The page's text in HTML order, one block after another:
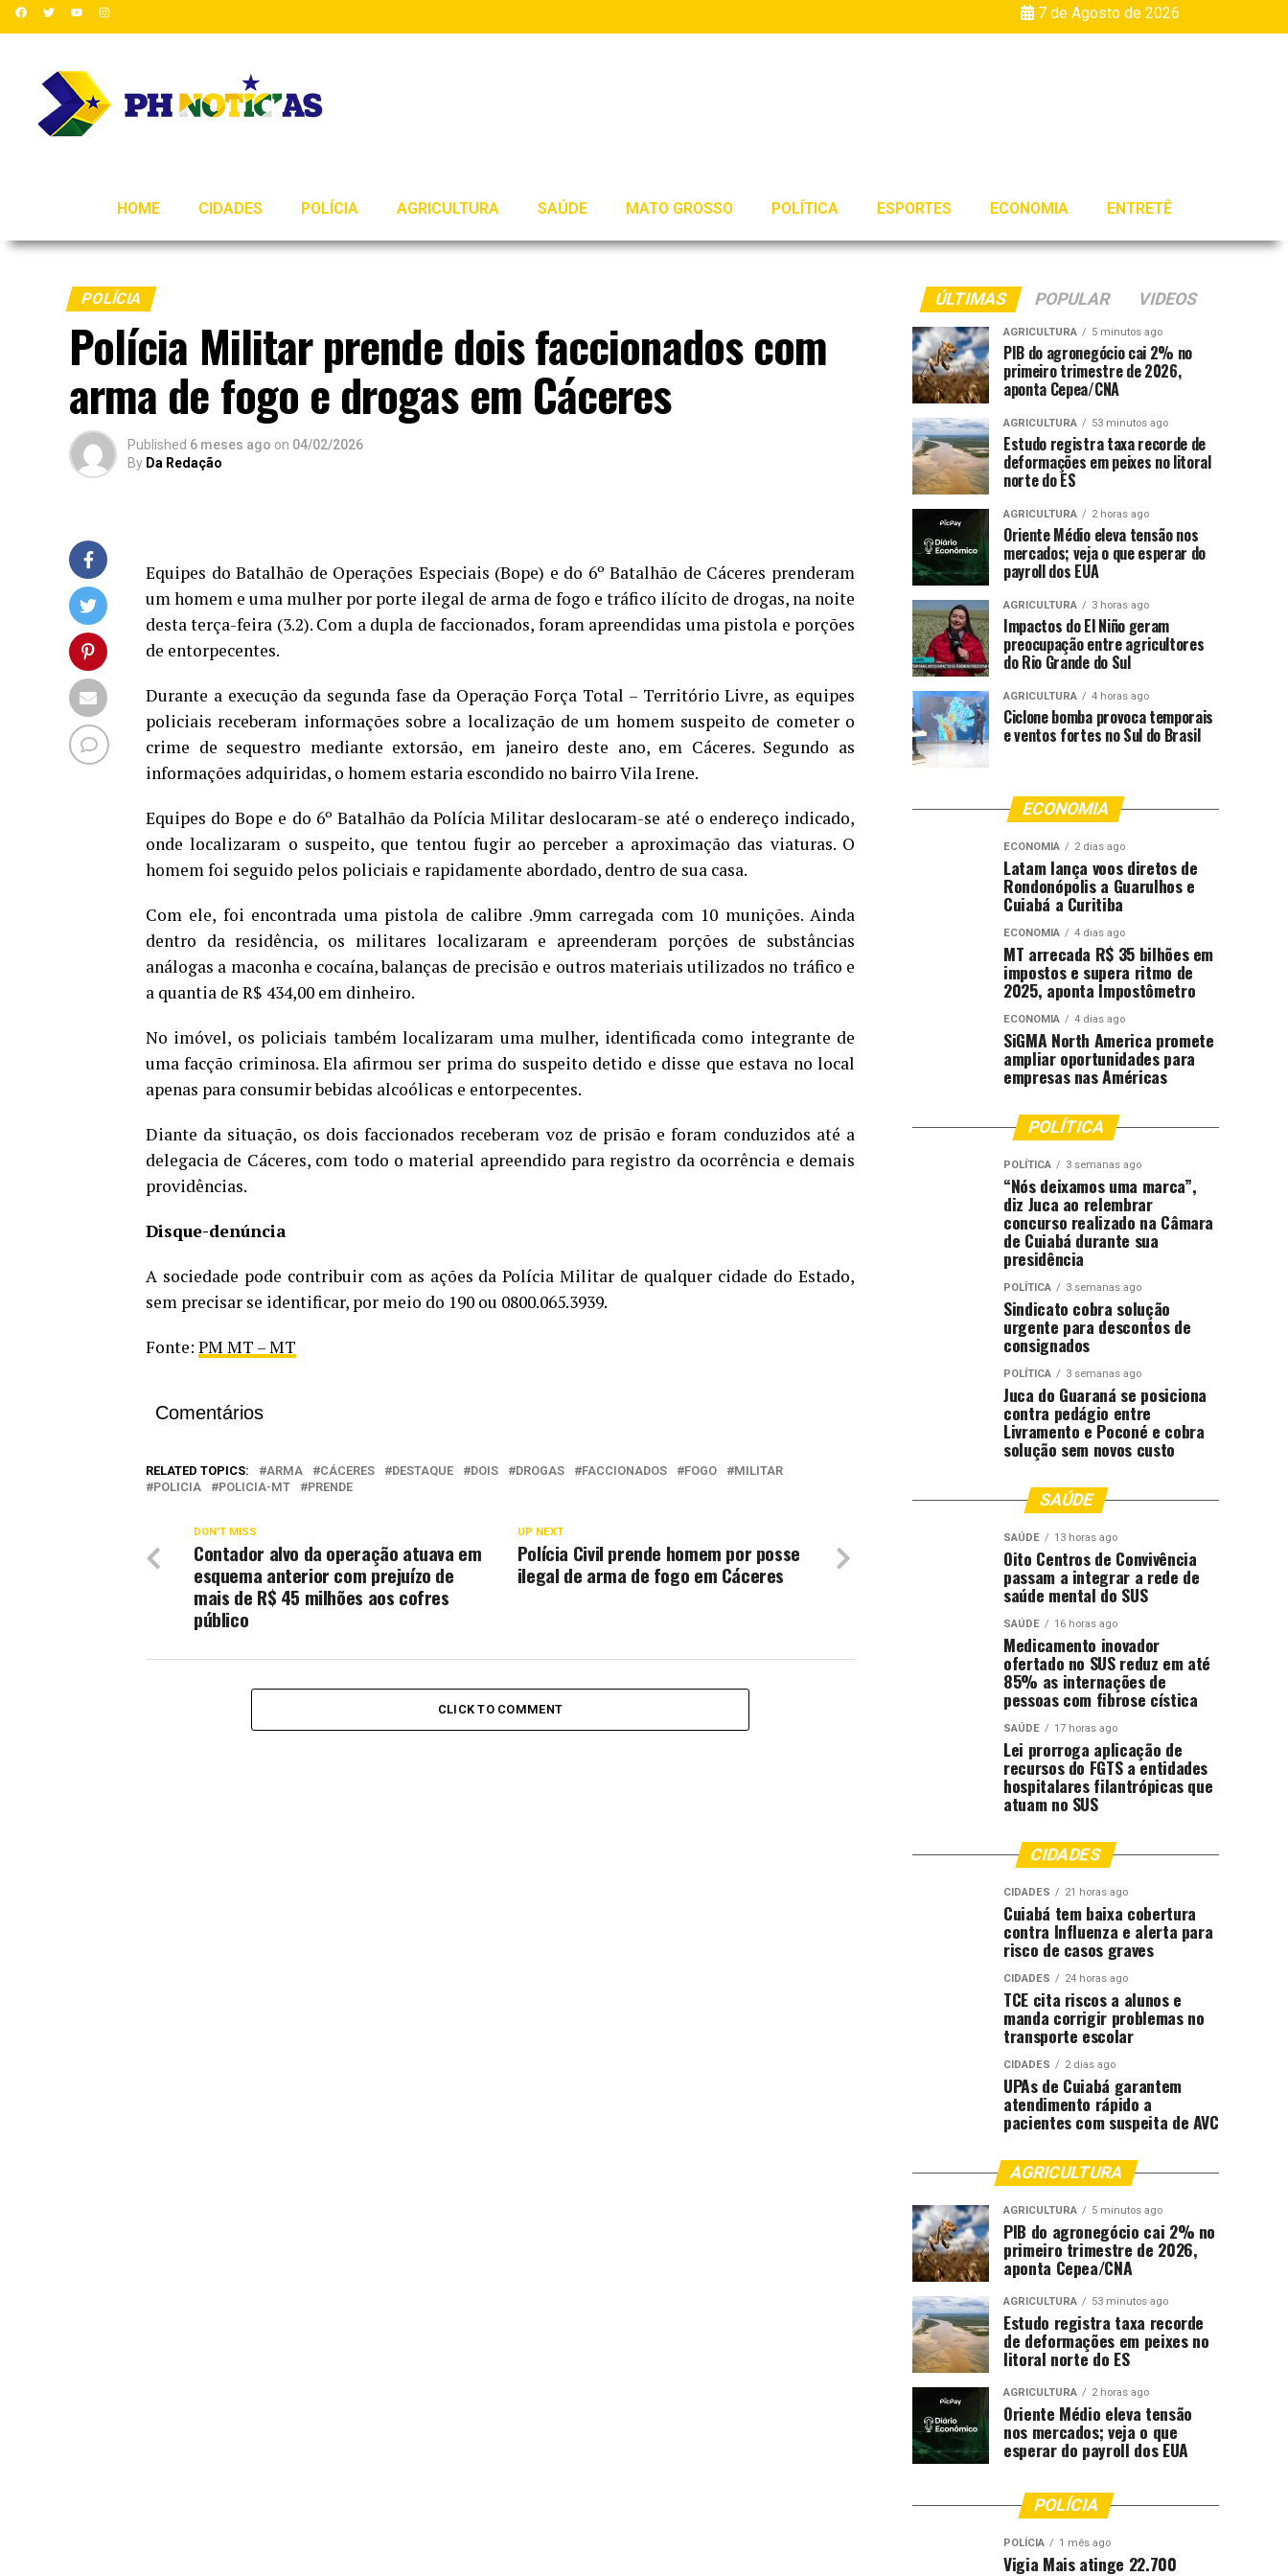
7 de Agosto de 2026
HOME CIDADES POLÍCIA AGRICULTURA SAÚDE MATO GROSSO POLÍTICA ESPORTES ECONOMIA ENTRETÊ
POLÍCIA
Polícia Militar prende dois faccionados com
arma de fogo e drogas em Cáceres
Published 6 meses ago on 04/02/2026
By Da Redação
Equipes do Batalhão de Operações Especiais (Bope) e do 6º Batalhão de Cáceres prenderam
um homem e uma mulher por porte ilegal de arma de fogo e tráfico ilícito de drogas, na noite
desta terça-feira (3.2). Com a dupla de faccionados, foram apreendidas uma pistola e porções
de entorpecentes.
Durante a execução da segunda fase da Operação Força Total – Território Livre, as equipes
policiais receberam informações sobre a localização de um homem suspeito de cometer o
crime de sequestro mediante extorsão, em janeiro deste ano, em Cáceres. Segundo as
informações adquiridas, o homem estaria escondido no bairro Vila Irene.
Equipes do Bope e do 6º Batalhão da Polícia Militar deslocaram-se até o endereço indicado,
onde localizaram o suspeito, que tentou fugir ao perceber a aproximação das viaturas. O
homem foi seguido pelos policiais e rapidamente abordado, dentro de sua casa.
Com ele, foi encontrada uma pistola de calibre .9mm carregada com 10 munições. Ainda
dentro da residência, os militares localizaram e apreenderam porções de substâncias
análogas a maconha e cocaína, balanças de precisão e outros materiais utilizados no tráfico e
a quantia de R$ 434,00 em dinheiro.
No imóvel, os policiais também localizaram uma mulher, identificada como integrante de
uma facção criminosa. Ela afirmou ser prima do suspeito detido e disse que estava no local
apenas para consumir bebidas alcoólicas e entorpecentes.
Diante da situação, os dois faccionados receberam voz de prisão e foram conduzidos até a
delegacia de Cáceres, com todo o material apreendido para registro da ocorrência e demais
providências.
Disque-denúncia
A sociedade pode contribuir com as ações da Polícia Militar de qualquer cidade do Estado,
sem precisar se identificar, por meio do 190 ou 0800.065.3939.
Fonte: PM MT – MT
Comentários
RELATED TOPICS: ARMA CÁCERES DESTAQUE DOIS DROGAS FACCIONADOS FOGO
MILITAR
POLICIA
POLICIA-MT PRENDE
UP NEXT
Polícia Civil prende homem por posse
ilegal de arma de fogo em Cáceres
DON'T MISS
Contador alvo da operação atuava em
esquema anterior com prejuízo de
mais de R$ 45 milhões aos cofres
público
CLICK TO COMMENT
ÚLTIMAS POPULAR VIDEOS
AGRICULTURA 5 minutos ago
PIB do agronegócio cai 2% no
primeiro trimestre de 2026,
aponta Cepea/CNA
AGRICULTURA 53 minutos ago
Estudo registra taxa recorde de
deformações em peixes no litoral
norte do ES
AGRICULTURA 2 horas ago
Oriente Médio eleva tensão nos
mercados; veja o que esperar do
payroll dos EUA
AGRICULTURA 3 horas ago
Impactos do El Niño geram
preocupação entre agricultores
do Rio Grande do Sul
AGRICULTURA 4 horas ago
Ciclone bomba provoca temporais
e ventos fortes no Sul do Brasil
ECONOMIA
ECONOMIA 2 dias ago
Latam lança voos diretos de
Rondonópolis a Guarulhos e
Cuiabá a Curitiba
ECONOMIA 4 dias ago
MT arrecada R$ 35 bilhões em
impostos e supera ritmo de
2025, aponta Impostômetro
ECONOMIA 4 dias ago
SiGMA North America promete
ampliar oportunidades para
empresas nas Américas
POLÍTICA
POLÍTICA 3 semanas ago
“Nós deixamos uma marca”,
diz Juca ao relembrar
concurso realizado na Câmara
de Cuiabá durante sua
presidência
POLÍTICA 3 semanas ago
Sindicato cobra solução
urgente para descontos de
consignados
POLÍTICA 3 semanas ago
Juca do Guaraná se posiciona
contra pedágio entre
Livramento e Poconé e cobra
solução sem novos custo
SAÚDE
SAÚDE 13 horas ago
Oito Centros de Convivência
passam a integrar a rede de
saúde mental do SUS
SAÚDE 16 horas ago
Medicamento inovador
ofertado no SUS reduz em até
85% as internações de
pessoas com fibrose cística
SAÚDE 17 horas ago
Lei prorroga aplicação de
recursos do FGTS a entidades
hospitalares filantrópicas que
atuam no SUS
CIDADES
CIDADES 21 horas ago
Cuiabá tem baixa cobertura
contra Influenza e alerta para
risco de casos graves
CIDADES 24 horas ago
TCE cita riscos a alunos e
manda corrigir problemas no
transporte escolar
CIDADES 2 dias ago
UPAs de Cuiabá garantem
atendimento rápido a
pacientes com suspeita de AVC
AGRICULTURA
AGRICULTURA 5 minutos ago
PIB do agronegócio cai 2% no
primeiro trimestre de 2026,
aponta Cepea/CNA
AGRICULTURA 53 minutos ago
Estudo registra taxa recorde
de deformações em peixes no
litoral norte do ES
AGRICULTURA 2 horas ago
Oriente Médio eleva tensão
nos mercados; veja o que
esperar do payroll dos EUA
POLÍCIA
POLÍCIA 1 mês ago
Vigia Mais atinge 22.700